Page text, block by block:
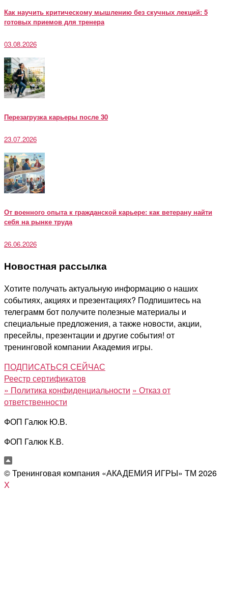
Как научить критическому мышлению без скучных лекций: 5
готовых приемов для тренера
03.08.2026
Перезагрузка карьеры после 30
23.07.2026
От военного опыта к гражданской карьере: как ветерану найти
себя на рынке труда
26.06.2026
Новостная рассылка
Хотите получать актуальную информацию о наших
событиях, акциях и презентациях? Подпишитесь на
телеграмм бот получите полезные материалы и
специальные предложения, а также новости, акции,
пресейлы, презентации и другие события! от
тренинговой компании Академия игры.
ПОДПИСАТЬСЯ СЕЙЧАС
Реестр сертификатов
» Политика конфиденциальности » Отказ от
ответственности
ФОП Галюк Ю.В.
ФОП Галюк К.В.
© Тренинговая компания «АКАДЕМИЯ ИГРЫ» ТМ 2026
X